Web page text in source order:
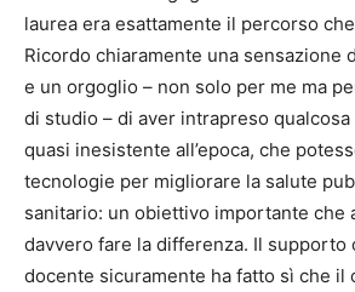
laurea era esattamente il percorso
Ricordo chiaramente una sensazione
e un orgoglio – non solo per me ma
di studio – di aver intrapreso
quasi inesistente all’epoca, che
tecnologie per migliorare la salute
sanitario: un obiettivo importante che
davvero fare la differenza. Il supporto
docente sicuramente ha fatto sì che il